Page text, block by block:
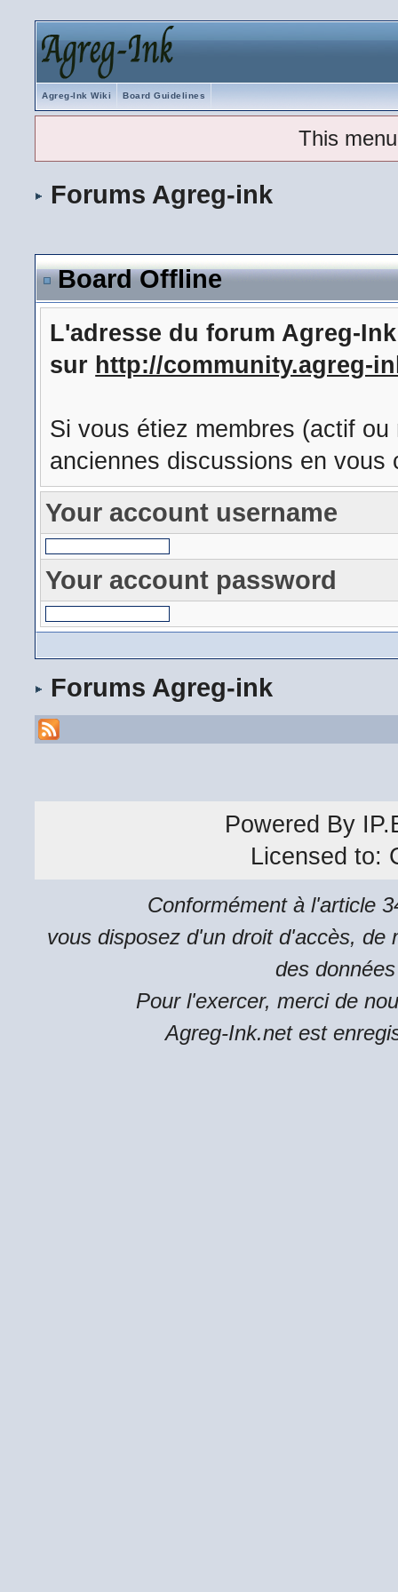
Agreg-Ink Wiki Board Guidelines
This
Forums Agreg-ink
Board Offline
L'adresse du forum Agreg-
sur http://community.agreg-
Si vous étiez membres (actif
anciennes discussions en
Your account username
Your account password
Forums Agreg-ink
Powered By
Licensed to:
Conformément à l'article
vous disposez d'un droit d'accès, de
des
Pour l'exercer, merci de
Agreg-Ink.net est